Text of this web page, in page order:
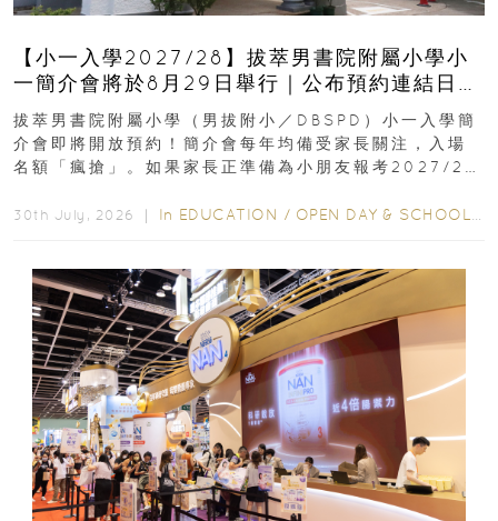
【小一入學2027/28】拔萃男書院附屬小學小
一簡介會將於8月29日舉行｜公布預約連結日期
｜更設有網上重溫
拔萃男書院附屬小學（男拔附小／DBSPD）小一入學簡
介會即將開放預約！簡介會每年均備受家長關注，入場
名額「瘋搶」。如果家長正準備為小朋友報考2027/28
30th July, 2026 ｜ In EDUCATION / OPEN DAY & SCHOOL EVENTS